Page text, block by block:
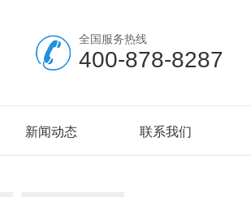
全国服务热线
400-878-8287
新闻动态 联系我们